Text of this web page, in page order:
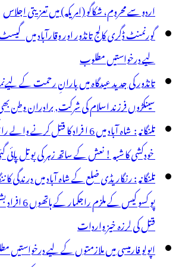
اردو سے محروم، شکاگو (امریکہ) میں تعزیتی اجلاس
گورنمنٹ ڈگری کالج تانڈور اور وقارآباد میں
لیے درخواستیں مطلوب
تانڈور کی جدید عیدگاہ میں بارانِ رحمت کے
سینکڑوں فرزند اسلام کی شرکت, برادران وطن
تلنگانہ : شاہ آباد میں 6 ا فراد کا
خودکشی کا شبہ ! نعش کے ساتھ زہر کی بوتل پائی
تلنگانہ : رنگاریڈی ضلع کے شاہ آباد میں درندگی
قتل کی لرزہ خیز واردات